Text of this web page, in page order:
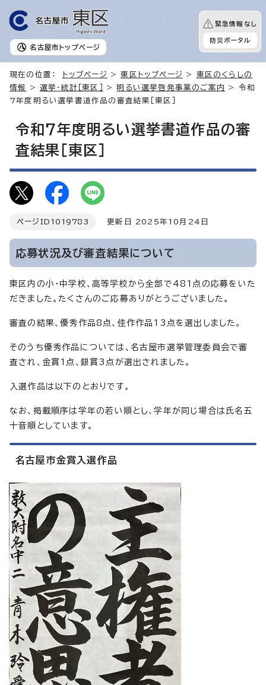
名古屋市 トップページ
緊急情報なし
防災ポータル
現在の位置： トップページ > 東区トップページ >
東区のくらしの
情報
>選挙・統計［東区］ > 明るい選挙啓発事業のご案内
> 令和
7年度明るい選挙書道作品の審査結果［東区］
令和7年度明るい選挙書道作品の審
査結果［東区］
ページID 1019783 更新日 2025年10月24日
応募状況及び審査結果について
東区内の小・中学校、高等学校から全部で481点の応募をいた
だきました。たくさんのご応募ありがとうございました。
審査の結果、優秀作品8点、佳作作品13点を選出しました。
そのうち優秀作品については、名古屋市選挙管理委員会で審
査され、金賞1点、銀賞3点が選出されました。
入選作品は以下のとおりです。
なお、掲載順序は学年の若い順とし、学年が同じ場合は氏名五
十音順としています。
名古屋市金賞入選作品